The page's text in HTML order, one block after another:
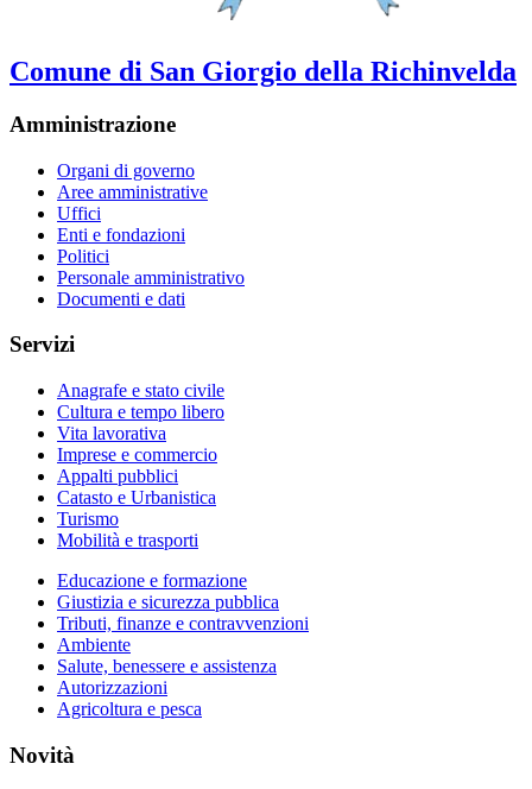
Comune di San Giorgio della Richinvelda
Amministrazione
Organi di governo
Aree amministrative
Uffici
Enti e fondazioni
Politici
Personale amministrativo
Documenti e dati
Servizi
Anagrafe e stato civile
Cultura e tempo libero
Vita lavorativa
Imprese e commercio
Appalti pubblici
Catasto e Urbanistica
Turismo
Mobilità e trasporti
Educazione e formazione
Giustizia e sicurezza pubblica
Tributi, finanze e contravvenzioni
Ambiente
Salute, benessere e assistenza
Autorizzazioni
Agricoltura e pesca
Novità